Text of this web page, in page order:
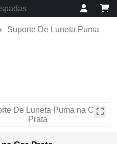
Suporte De Luneta Puma